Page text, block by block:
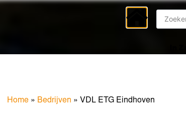
Home » Bedrijven » VDL ETG Eindhoven